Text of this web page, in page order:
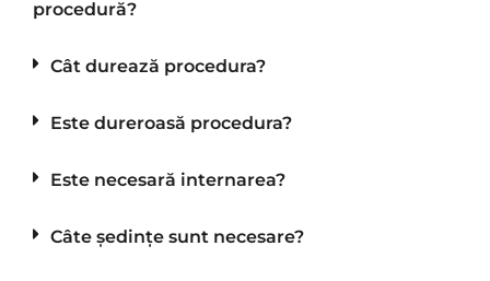
procedură?
Cât durează procedura?
Este dureroasă procedura?
Este necesară internarea?
Câte ședințe sunt necesare?